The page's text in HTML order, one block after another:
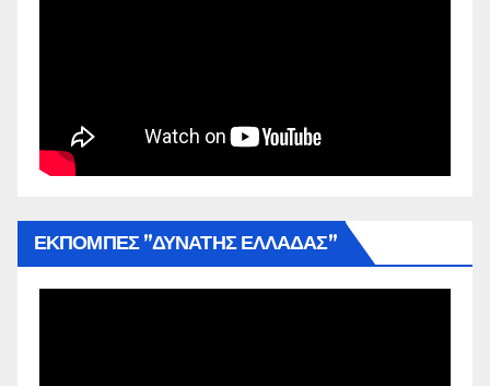
ΕΚΠΟΜΠΕΣ ”ΔΥΝΑΤΗΣ ΕΛΛΑΔΑΣ”